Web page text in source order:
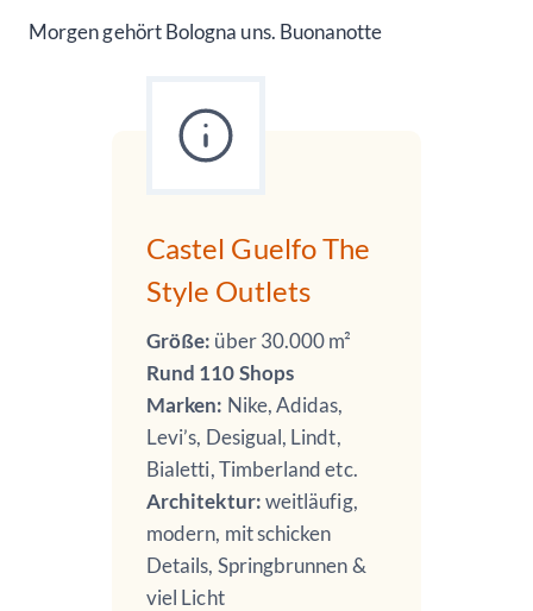
Morgen gehört Bologna uns. Buonanotte
Castel Guelfo The
Style Outlets
Größe: über 30.000 m²
Rund 110 Shops
Marken: Nike, Adidas,
Levi’s, Desigual, Lindt,
Bialetti, Timberland etc.
Architektur:weitläufig,
modern, mit schicken
Details, Springbrunnen &
viel Licht